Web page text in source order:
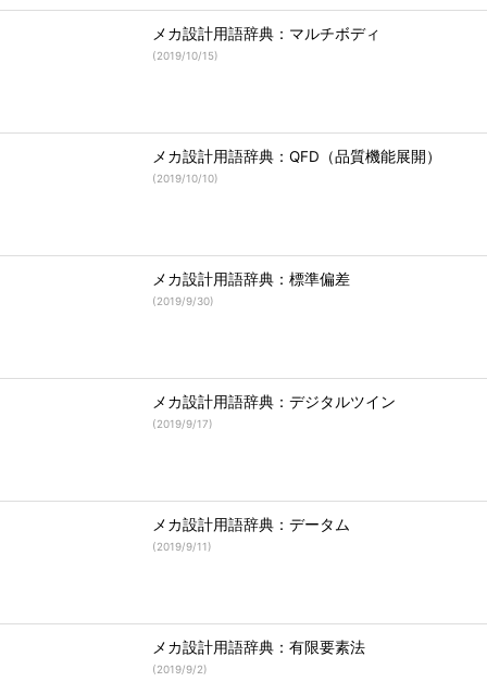
メカ設計用語辞典：マルチボディ
(2019/10/15)
メカ設計用語辞典：QFD（品質機能展開）
(2019/10/10)
メカ設計用語辞典：標準偏差
(2019/9/30)
メカ設計用語辞典：デジタルツイン
(2019/9/17)
メカ設計用語辞典：データム
(2019/9/11)
メカ設計用語辞典：有限要素法
(2019/9/2)